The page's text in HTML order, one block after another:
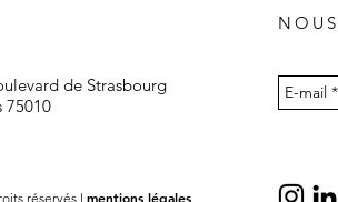
de Strasbourg
75010
réservés l mentions légales